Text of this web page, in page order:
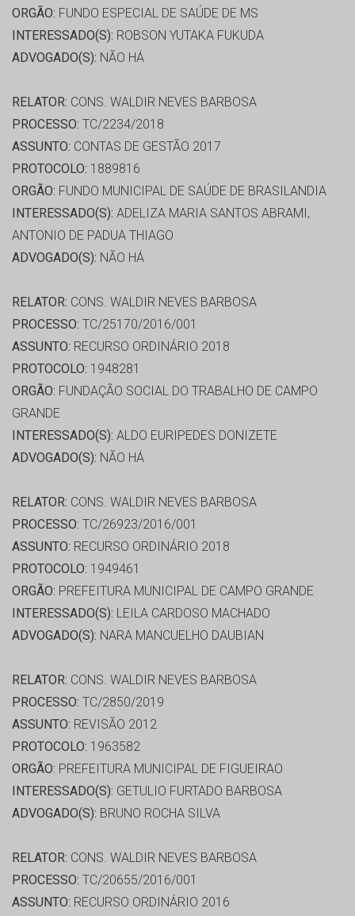
ORGÃO: FUNDO ESPECIAL DE SAÚDE DE MS
INTERESSADO(S): ROBSON YUTAKA FUKUDA
ADVOGADO(S): NÃO HÁ
RELATOR: CONS. WALDIR NEVES BARBOSA
PROCESSO: TC/2234/2018
ASSUNTO: CONTAS DE GESTÃO 2017
PROTOCOLO: 1889816
ORGÃO: FUNDO MUNICIPAL DE SAÚDE DE BRASILANDIA
INTERESSADO(S): ADELIZA MARIA SANTOS ABRAMI,
ANTONIO DE PADUA THIAGO
ADVOGADO(S): NÃO HÁ
RELATOR: CONS. WALDIR NEVES BARBOSA
PROCESSO: TC/25170/2016/001
ASSUNTO: RECURSO ORDINÁRIO 2018
PROTOCOLO: 1948281
ORGÃO: FUNDAÇÃO SOCIAL DO TRABALHO DE CAMPO
GRANDE
INTERESSADO(S): ALDO EURIPEDES DONIZETE
ADVOGADO(S): NÃO HÁ
RELATOR: CONS. WALDIR NEVES BARBOSA
PROCESSO: TC/26923/2016/001
ASSUNTO: RECURSO ORDINÁRIO 2018
PROTOCOLO: 1949461
ORGÃO: PREFEITURA MUNICIPAL DE CAMPO GRANDE
INTERESSADO(S): LEILA CARDOSO MACHADO
ADVOGADO(S): NARA MANCUELHO DAUBIAN
RELATOR: CONS. WALDIR NEVES BARBOSA
PROCESSO: TC/2850/2019
ASSUNTO: REVISÃO 2012
PROTOCOLO: 1963582
ORGÃO: PREFEITURA MUNICIPAL DE FIGUEIRAO
INTERESSADO(S): GETULIO FURTADO BARBOSA
ADVOGADO(S): BRUNO ROCHA SILVA
RELATOR: CONS. WALDIR NEVES BARBOSA
PROCESSO: TC/20655/2016/001
ASSUNTO: RECURSO ORDINÁRIO 2016